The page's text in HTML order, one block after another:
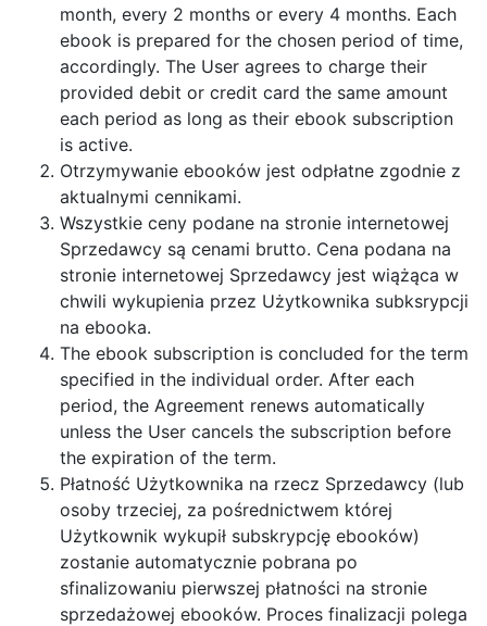
month, every 2 months or every 4 months. Each
ebook is prepared for the chosen period of time,
accordingly. The User agrees to charge their
provided debit or credit card the same amount
each period as long as their ebook subscription
is active.
Otrzymywanie ebooków jest odpłatne zgodnie z
aktualnymi cennikami.
Wszystkie ceny podane na stronie internetowej
Sprzedawcy są cenami brutto. Cena podana na
stronie internetowej Sprzedawcy jest wiążąca w
chwili wykupienia przez Użytkownika subksrypcji
na ebooka.
The ebook subscription is concluded for the term
specified in the individual order. After each
period, the Agreement renews automatically
unless the User cancels the subscription before
the expiration of the term.
Płatność Użytkownika na rzecz Sprzedawcy (lub
osoby trzeciej, za pośrednictwem której
Użytkownik wykupił subskrypcję ebooków)
zostanie automatycznie pobrana po
sfinalizowaniu pierwszej płatności na stronie
sprzedażowej ebooków. Proces finalizacji polega